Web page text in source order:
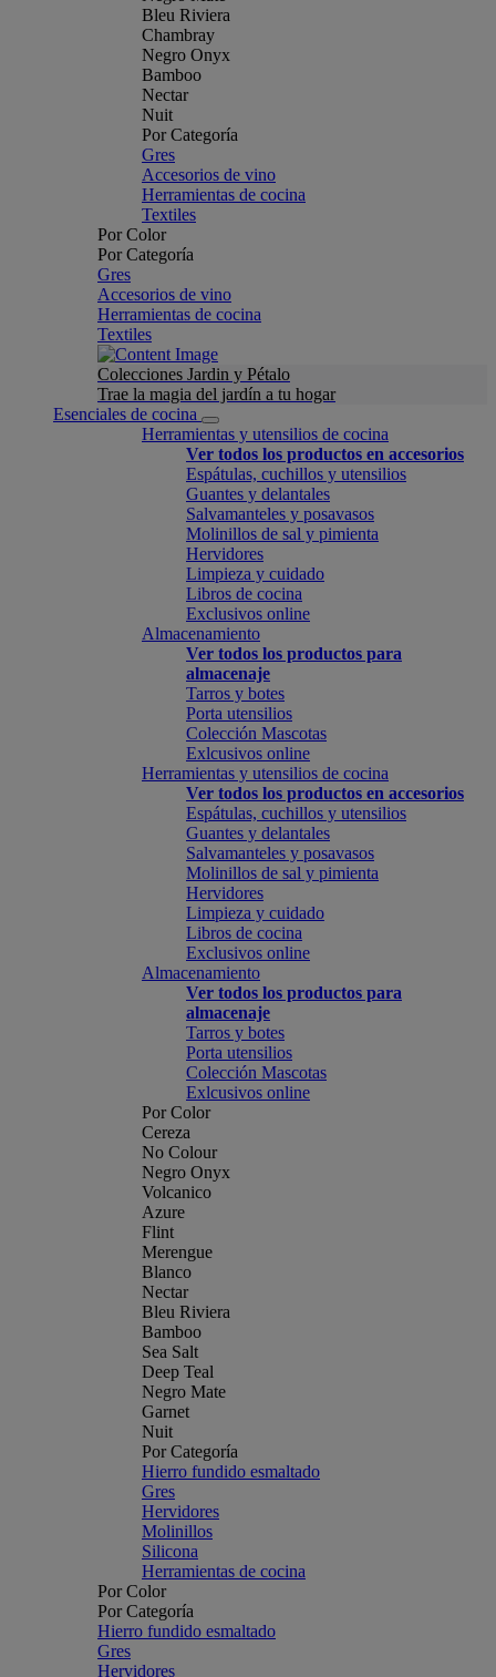
Bleu Riviera
Chambray
Negro Onyx
Bamboo
Nectar
Nuit
Por Categoría
Gres
Accesorios de vino
Herramientas de cocina
Textiles
Por Color
Por Categoría
Gres
Accesorios de vino
Herramientas de cocina
Textiles
Colecciones Jardin y Pétalo
Trae la magia del jardín a tu hogar
Esenciales de cocina
Herramientas y utensilios de cocina
Ver todos los productos en accesorios
Espátulas, cuchillos y utensilios
Guantes y delantales
Salvamanteles y posavasos
Molinillos de sal y pimienta
Hervidores
Limpieza y cuidado
Libros de cocina
Exclusivos online
Almacenamiento
Ver todos los productos para
almacenaje
Tarros y botes
Porta utensilios
Colección Mascotas
Exlcusivos online
Herramientas y utensilios de cocina
Ver todos los productos en accesorios
Espátulas, cuchillos y utensilios
Guantes y delantales
Salvamanteles y posavasos
Molinillos de sal y pimienta
Hervidores
Limpieza y cuidado
Libros de cocina
Exclusivos online
Almacenamiento
Ver todos los productos para
almacenaje
Tarros y botes
Porta utensilios
Colección Mascotas
Exlcusivos online
Por Color
Cereza
No Colour
Negro Onyx
Volcanico
Azure
Flint
Merengue
Blanco
Nectar
Bleu Riviera
Bamboo
Sea Salt
Deep Teal
Negro Mate
Garnet
Nuit
Por Categoría
Hierro fundido esmaltado
Gres
Hervidores
Molinillos
Silicona
Herramientas de cocina
Por Color
Por Categoría
Hierro fundido esmaltado
Gres
Hervidores